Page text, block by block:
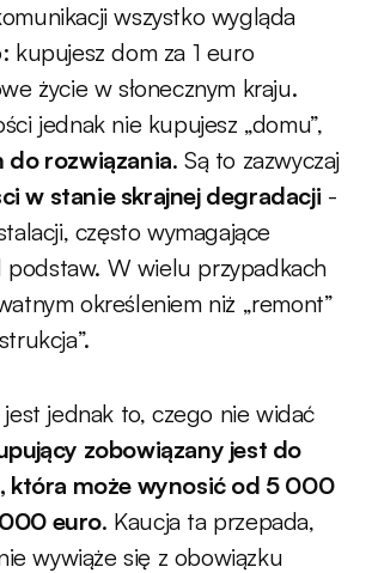
wszystko wygląda
kupujesz dom za 1 euro
życie w słonecznym kraju.
jednak nie kupujesz „domu”,
do rozwiązania. Są to zazwyczaj
w stanie skrajnej degradacji -
często wymagające
W wielu przypadkach
określeniem niż „remont”
jest jednak to, czego nie widać
zobowiązany jest do
która może wynosić od 5 000
euro. Kaucja ta przepada,
wywiąże się z obowiązku